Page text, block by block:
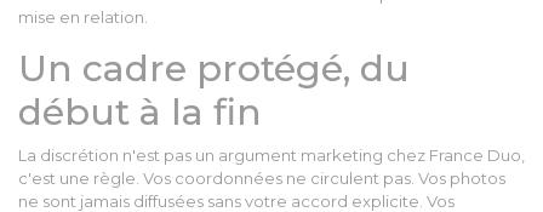
mise en relation.
Un cadre protégé, du
début à la fin
La discrétion n'est pas un argument marketing chez France Duo,
c'est une règle. Vos coordonnées ne circulent pas. Vos photos
ne sont jamais diffusées sans votre accord explicite. Vos